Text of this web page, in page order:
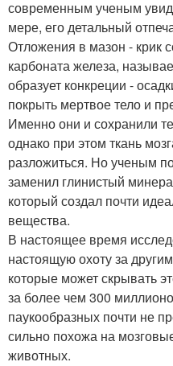
современным ученым
мере, его детальный
Отложения в мазон - крик
карбоната железа,
образует конкреции -
покрыть мертвое тело и
Именно они и сохранили
однако при этом ткань
разложиться. Но ученым
заменил глинистый
который создал почти
вещества.
В настоящее время
настоящую охоту за
которые может скрывать
за более чем 300
паукообразных почти не
сильно похожа на
животных.